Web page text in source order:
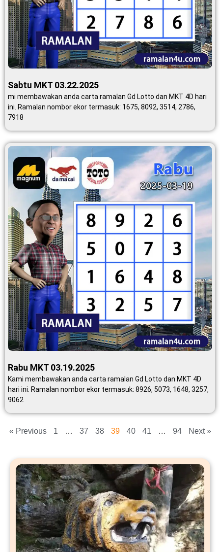
Sabtu MKT 03.22.2025
mi membawakan anda carta ramalan Gd Lotto dan MKT 4D hari
ini. Ramalan nombor ekor termasuk: 1675, 8092, 3514, 2786,
7918
Rabu MKT 03.19.2025
Kami membawakan anda carta ramalan Gd Lotto dan MKT 4D
hari ini. Ramalan nombor ekor termasuk: 8926, 5073, 1648, 3257,
9062
« Previous 1 … 37 38 39 40 41 … 94 Next »